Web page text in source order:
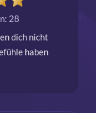
28
dich nicht
haben